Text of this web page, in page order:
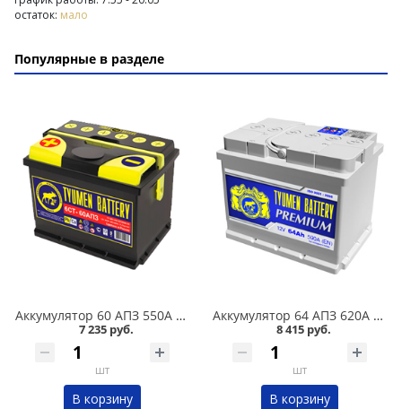
остаток: мало
Популярные в разделе
Аккумулятор 60 АПЗ 550А в Челябинске
7 235 руб.
шт
В корзину
Аккумулятор 64 АПЗ 620А в Челябинске
8 415 руб.
шт
В корзину